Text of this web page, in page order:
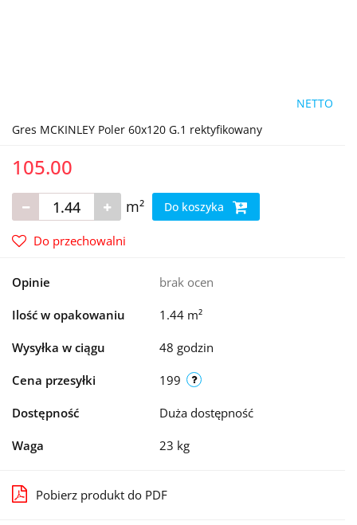
NETTO
Gres MCKINLEY Poler 60x120 G.1 rektyfikowany
105.00
m² Do koszyka
Do przechowalni
Opinie brak ocen
Ilość w opakowaniu 1.44 m²
Wysyłka w ciągu 48 godzin
Cena przesyłki 199
Dostępność Duża dostępność
Waga 23 kg
Pobierz produkt do PDF